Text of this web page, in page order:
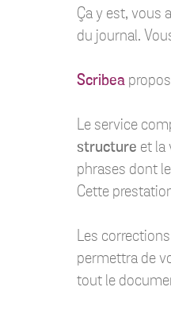
Ça y est, vous
du journal.
Scribea
Le service
structure et la
phrases dont
Cette
Les
permettra de
tout le